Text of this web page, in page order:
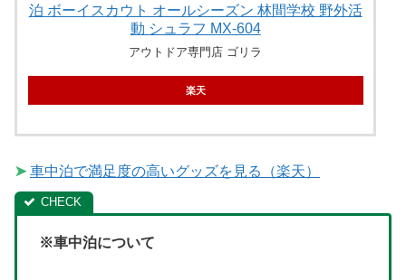
泊 ボーイスカウト オールシーズン 林間学校 野外活
動 シュラフ MX-604
アウトドア専門店 ゴリラ
楽天
➤ 車中泊で満足度の高いグッズを見る（楽天）
※車中泊について